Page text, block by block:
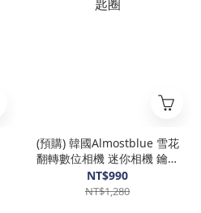
(預購) 韓國Almostblue 雪花
翻轉數位相機 迷你相機 鑰匙
圈
NT$990
NT$1,280